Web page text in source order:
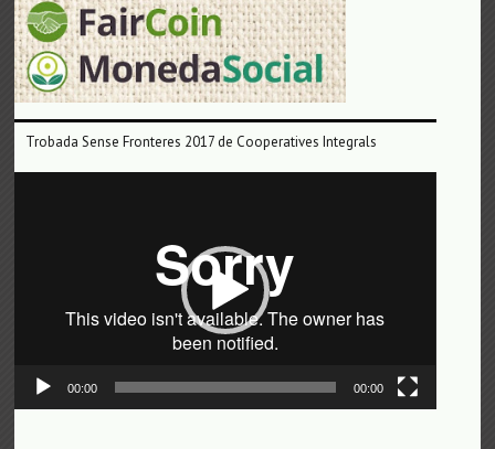
Trobada Sense Fronteres 2017 de Cooperatives Integrals
00:00 00:00